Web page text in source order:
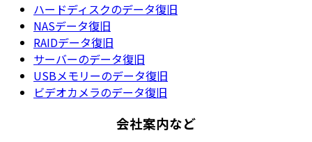
ハードディスクのデータ復旧
NASデータ復旧
RAIDデータ復旧
サーバーのデータ復旧
USBメモリーのデータ復旧
ビデオカメラのデータ復旧
会社案内など